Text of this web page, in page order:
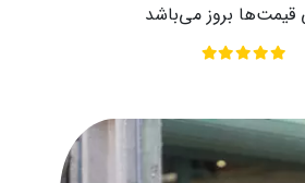
قیمت‌ها بروز می‌باشد